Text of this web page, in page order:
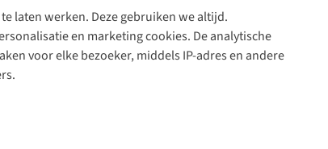
laten werken. Deze gebruiken we altijd.
en marketing cookies. De analytische
voor elke bezoeker, middels IP-adres en andere